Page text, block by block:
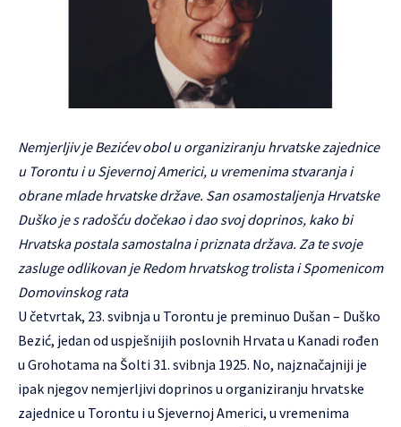
Nemjerljiv je Bezićev obol u organiziranju hrvatske zajednice
u Torontu i u Sjevernoj Americi, u vremenima stvaranja i
obrane mlade hrvatske države. San osamostaljenja Hrvatske
Duško je s radošću dočekao i dao svoj doprinos, kako bi
Hrvatska postala samostalna i priznata država. Za te svoje
zasluge odlikovan je Redom hrvatskog trolista i Spomenicom
Domovinskog rata
U četvrtak, 23. svibnja u Torontu je preminuo Dušan – Duško
Bezić, jedan od uspješnijih poslovnih Hrvata u Kanadi rođen
u Grohotama na Šolti 31. svibnja 1925. No, najznačajniji je
ipak njegov nemjerljivi doprinos u organiziranju hrvatske
zajednice u Torontu i u Sjevernoj Americi, u vremenima